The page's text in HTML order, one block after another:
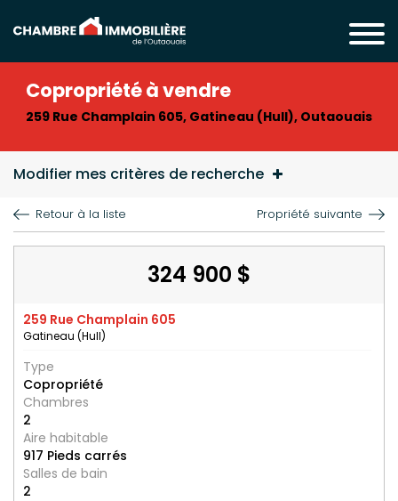
Copropriété à vendre
259 Rue Champlain 605, Gatineau (Hull), Outaouais
Modifier mes critères de recherche
Retour à la liste Propriété suivante
324 900 $
259 Rue Champlain 605
Gatineau (Hull)
Type
Copropriété
Chambres
2
Aire habitable
917 Pieds carrés
Salles de bain
2